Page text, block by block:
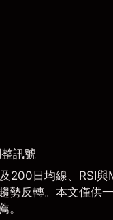
訊號
200日均線、RSI與
勢反轉。本文僅供
。